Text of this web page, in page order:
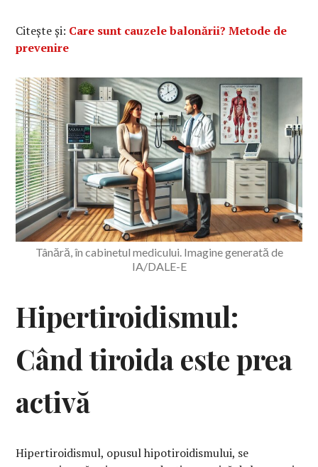
Citește și: Care sunt cauzele balonării? Metode de
prevenire
Tânără, în cabinetul medicului. Imagine generată de
IA/DALE-E
Hipertiroidismul:
Când tiroida este prea
activă
Hipertiroidismul, opusul hipotiroidismului, se